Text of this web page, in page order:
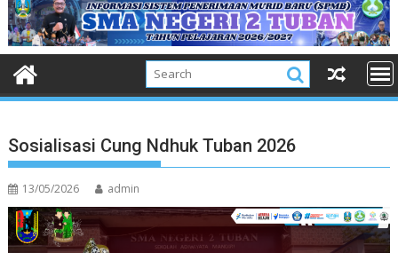
Sosialisasi Cung Ndhuk Tuban 2026
13/05/2026 admin